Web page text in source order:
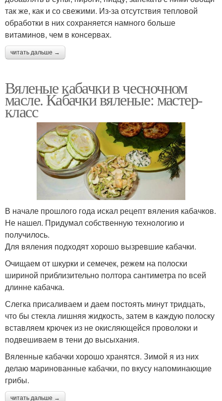
так же, как и со свежими. Из-за отсутствия тепловой
обработки в них сохраняется намного больше
витаминов, чем в консервах.
читать дальше →
Вяленые кабачки в чесночном
масле. Кабачки вяленые: мастер-
класс
В начале прошлого года искал рецепт вяления кабачков.
Не нашел. Придумал собственную технологию и
получилось.
Для вяления подходят хорошо вызревшие кабачки.
Очищаем от шкурки и семечек, режем на полоски
шириной приблизительно полтора сантиметра по всей
длинне кабачка.
Слегка присаливаем и даем постоять минут тридцать,
что бы стекла лишняя жидкость, затем в каждую полоску
вставляем крючек из не окисляющейся проволоки и
подвешиваем в тени до высыхания.
Вяленные кабачки хорошо хранятся. Зимой я из них
делаю маринованные кабачки, по вкусу напоминающие
грибы.
читать дальше →